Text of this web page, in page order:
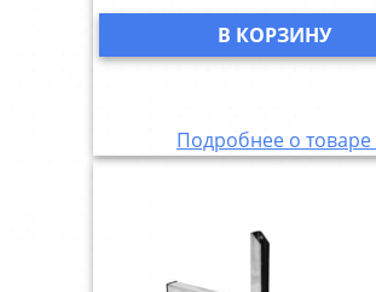
В КОРЗИНУ
Подробнее о товаре